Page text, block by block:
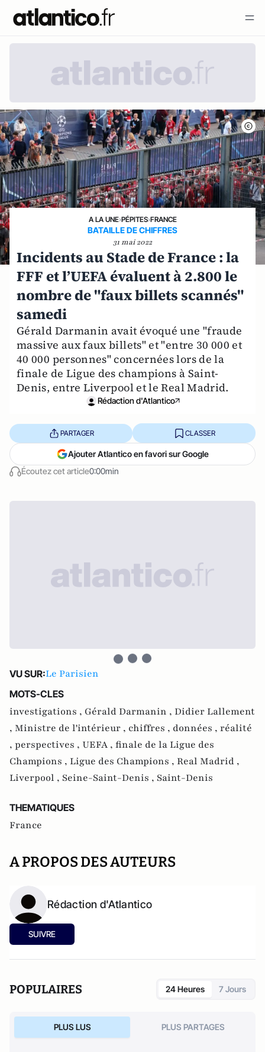
A LA UNE›PÉPITES›FRANCE
BATAILLE DE CHIFFRES
31 mai 2022
Incidents au Stade de France : la
FFF et l’UEFA évaluent à 2.800 le
nombre de "faux billets scannés"
samedi
Gérald Darmanin avait évoqué une "fraude
massive aux faux billets" et "entre 30 000 et
40 000 personnes" concernées lors de la
finale de Ligue des champions à Saint-
Denis, entre Liverpool et le Real Madrid.
Rédaction d'Atlantico
Écoutez cet article0:00min
PARTAGER CLASSER
Ajouter Atlantico en favori sur Google
VU SUR:Le Parisien
MOTS-CLES
investigations , Gérald Darmanin , Didier Lallement
, Ministre de l'intérieur , chiffres , données , réalité
, perspectives , UEFA , finale de la Ligue des
Champions , Ligue des Champions , Real Madrid ,
Liverpool , Seine-Saint-Denis , Saint-Denis
THEMATIQUES
France
A PROPOS DES AUTEURS
Rédaction d'Atlantico
SUIVRE
POPULAIRES 24 Heures 7 Jours
PLUS LUS PLUS PARTAGES